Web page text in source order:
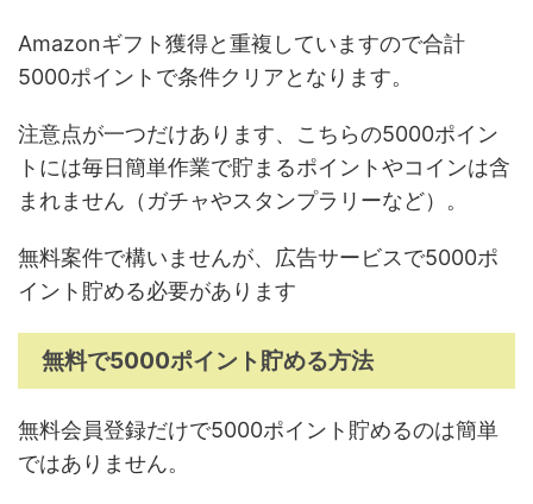
Amazonギフト獲得と重複していますので合計
5000ポイントで条件クリアとなります。
注意点が一つだけあります、こちらの5000ポイン
トには毎日簡単作業で貯まるポイントやコインは含
まれません（ガチャやスタンプラリーなど）。
無料案件で構いませんが、広告サービスで5000ポ
イント貯める必要があります
無料で5000ポイント貯める方法
無料会員登録だけで5000ポイント貯めるのは簡単
ではありません。